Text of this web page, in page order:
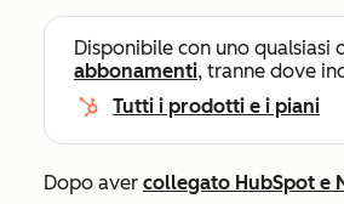
Disponibile con uno qualsiasi
abbonamenti, tranne dove
Tutti i prodotti e i piani
Dopo aver collegato HubSpot e